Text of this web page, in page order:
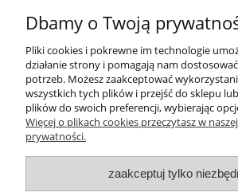
Informacje o sklepie
Dbamy o Twoją
Pliki cookies i pokrewne im technologie
działanie strony i pomagają nam
potrzeb. Możesz zaakceptować
wszystkich tych plików i przejść do sklepu
plików do swoich preferencji, wybierając
Więcej o plikach cookies przeczytasz w
prywatności.
zaakceptuj tylko